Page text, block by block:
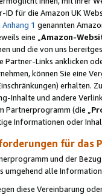
ID für die Amazon UK
Anhang 1 genannten
eine „ Amazon-
und die von uns
Partner-Links anklicken
können Sie eine
erhalten.
Inhalte und andere
Partnerprogramm (die „
Informationen oder
für das
und der
umgehend alle
diese Vereinbarung